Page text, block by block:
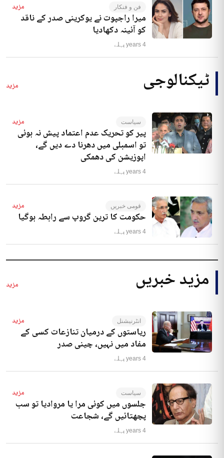
فن و فنکار مزید
میرا راجپوت نے یوکرینی صدر کے ناقد
کو آئینہ دکھادیا
4 years پہلے
ٹیکنالوجی مزید
سیاست مزید
پیر کو تحریک عدم اعتماد پیش نہ ہوئی
تو اسمبلی میں دھرنا دے دیں گے،
اپوزیشن کی دھمکی
4 years پہلے
قومی خبریں مزید
حکومت کا ترین گروپ سے رابطہ ہوگیا
4 years پہلے
مزید خبریں مزید
انٹرنیشنل مزید
ریاستوں کے درمیان تنازعات کسی کے
مفاد میں نہیں، چینی صدر
4 years پہلے
سیاست مزید
جلسوں میں کوئی مرا یا مروادیا تو سب
پچھتائیں گے، شجاعت
4 years پہلے